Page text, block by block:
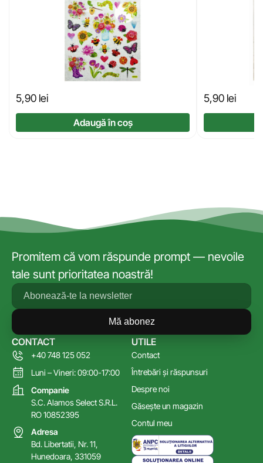
5,90 lei
Adaugă în coș
5,90 lei
Promitem că vom răspunde prompt — nevoile
tale sunt prioritatea noastră!
Mă abonez
UTILE
Contact
Întrebări și răspunsuri
Despre noi
Găsește un magazin
Contul meu
CONTACT
+40 748 125 052
Luni – Vineri: 09:00-17:00
Companie
S.C. Alamos Select S.R.L.
RO 10852395
Adresa
Bd. Libertatii, Nr. 11,
Hunedoara, 331059